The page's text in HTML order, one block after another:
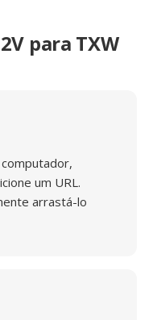
para TXW
um URL.
arrastá-lo